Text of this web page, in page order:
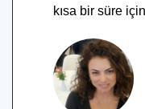
kısa bir süre